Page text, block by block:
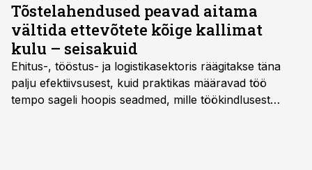
Tõstelahendused peavad aitama
vältida ettevõtete kõige kallimat
kulu – seisakuid
Ehitus-, tööstus- ja logistikasektoris räägitakse täna
palju efektiivsusest, kuid praktikas määravad töö
tempo sageli hoopis seadmed, mille töökindlusest